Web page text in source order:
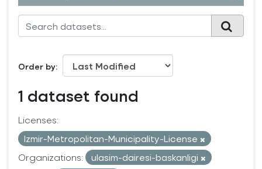
Order by
1 dataset found
Licenses:
Izmir-Metropolitan-Municipality-License
Organizations:
ulasim-dairesi-baskanligi